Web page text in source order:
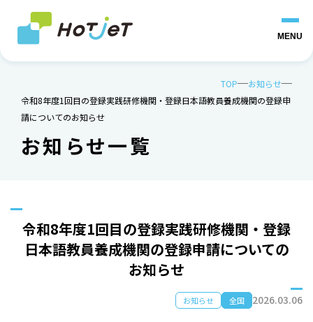
MENU
お知らせ一覧
TOP
お知らせ
令和8年度1回目の登録実践研修機関・登録日本語教員養成機関の登録申
請についてのお知らせ
令和8年度1回目の登録実践研修機関・登録
日本語教員養成機関の登録申請についての
お知らせ
お知らせ 全国 2026.03.06